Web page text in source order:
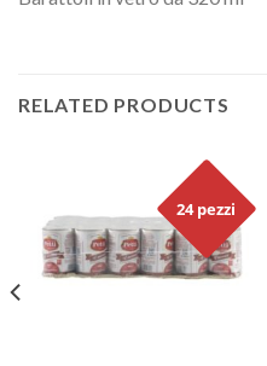
RELATED PRODUCTS
24 pezzi